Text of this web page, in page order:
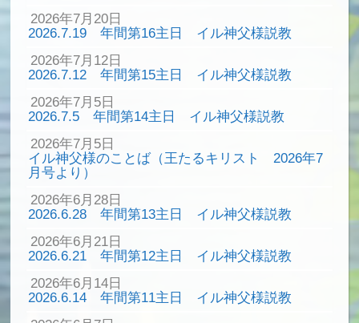
2026年7月20日
2026.7.19 年間第16主日 イル神父様説教
2026年7月12日
2026.7.12 年間第15主日 イル神父様説教
2026年7月5日
2026.7.5 年間第14主日 イル神父様説教
2026年7月5日
イル神父様のことば（王たるキリスト 2026年7
月号より）
2026年6月28日
2026.6.28 年間第13主日 イル神父様説教
2026年6月21日
2026.6.21 年間第12主日 イル神父様説教
2026年6月14日
2026.6.14 年間第11主日 イル神父様説教